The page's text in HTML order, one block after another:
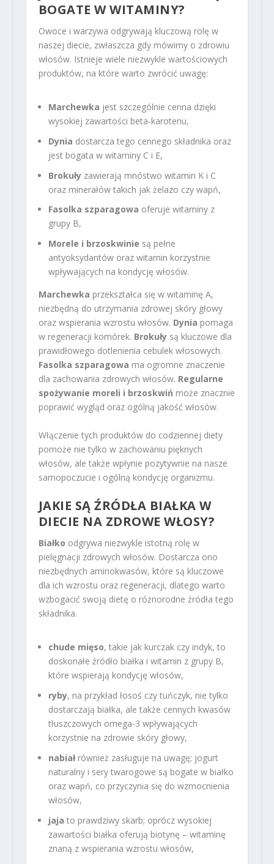
BOGATE W WITAMINY?
Owoce i warzywa odgrywają kluczową rolę w
naszej diecie, zwłaszcza gdy mówimy o zdrowiu
włosów. Istnieje wiele niezwykle wartościowych
produktów, na które warto zwrócić uwagę:
Marchewka jest szczególnie cenna dzięki
wysokiej zawartości beta-karotenu,
Dynia dostarcza tego cennego składnika oraz
jest bogata w witaminy C i E,
Brokułyzawierają mnóstwo witamin K i C
oraz minerałów takich jak żelazo czy wapń,
Fasolka szparagowa oferuje witaminy z
grupy B,
Morele i brzoskwinie są pełne
antyoksydantów oraz witamin korzystnie
wpływających na kondycję włosów.
Marchewka przekształca się w witaminę A,
niezbędną do utrzymania zdrowej skóry głowy
oraz wspierania wzrostu włosów. Dynia pomaga
w regeneracji komórek. Brokułysą kluczowe dla
prawidłowego dotlenienia cebulek włosowych.
Fasolka szparagowa ma ogromne znaczenie
dla zachowania zdrowych włosów. Regularne
spożywanie moreli i brzoskwiń może znacznie
poprawić wygląd oraz ogólną jakość włosów.
Włączenie tych produktów do codziennej diety
pomoże nie tylko w zachowaniu pięknych
włosów, ale także wpłynie pozytywnie na nasze
samopoczucie i ogólną kondycję organizmu.
JAKIE SĄ ŹRÓDŁA BIAŁKA W
DIECIE NA ZDROWE WŁOSY?
Białko odgrywa niezwykle istotną rolę w
pielęgnacji zdrowych włosów. Dostarcza ono
niezbędnych aminokwasów, które są kluczowe
dla ich wzrostu oraz regeneracji, dlatego warto
wzbogacić swoją dietę o różnorodne źródła tego
składnika.
chude mięso, takie jak kurczak czy indyk, to
doskonałe źródło białka i witamin z grupy B,
które wspierają kondycję włosów,
ryby, na przykład łosoś czy tuńczyk, nie tylko
dostarczają białka, ale także cennych kwasów
tłuszczowych omega-3 wpływających
korzystnie na zdrowie skóry głowy,
nabiałrównież zasługuje na uwagę; jogurt
naturalny i sery twarogowe są bogate w białko
oraz wapń, co przyczynia się do wzmocnienia
włosów,
jaja to prawdziwy skarb; oprócz wysokiej
zawartości białka oferują biotynę – witaminę
znaną z wspierania wzrostu włosów,